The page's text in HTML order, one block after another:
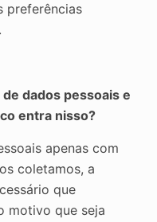
preferências
dados pessoais e
entra nisso?
apenas com
coletamos, a
que
motivo que seja